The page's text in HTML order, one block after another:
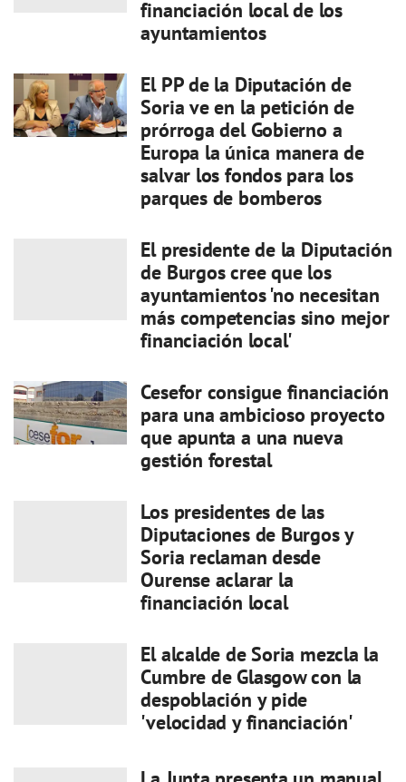
financiación local de los
ayuntamientos
El PP de la Diputación de
Soria ve en la petición de
prórroga del Gobierno a
Europa la única manera de
salvar los fondos para los
parques de bomberos
El presidente de la Diputación
de Burgos cree que los
ayuntamientos 'no necesitan
más competencias sino mejor
financiación local'
Cesefor consigue financiación
para una ambicioso proyecto
que apunta a una nueva
gestión forestal
Los presidentes de las
Diputaciones de Burgos y
Soria reclaman desde
Ourense aclarar la
financiación local
El alcalde de Soria mezcla la
Cumbre de Glasgow con la
despoblación y pide
'velocidad y financiación'